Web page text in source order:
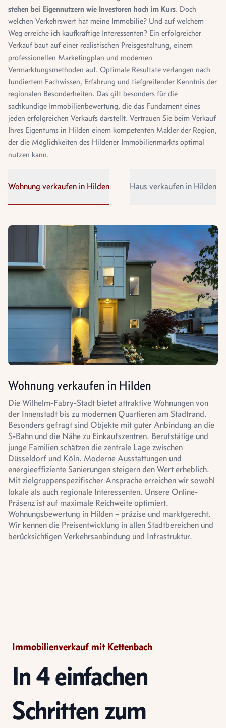
stehen bei Eigennutzern wie Investoren hoch im Kurs. Doch
welchen Verkehrswert hat meine Immobilie? Und auf welchem
Weg erreiche ich kaufkräftige Interessenten? Ein erfolgreicher
Verkauf baut auf einer realistischen Preisgestaltung, einem
professionellen Marketingplan und modernen
Vermarktungsmethoden auf. Optimale Resultate verlangen nach
fundiertem Fachwissen, Erfahrung und tiefgreifender Kenntnis der
regionalen Besonderheiten. Das gilt besonders für die
sachkundige Immobilienbewertung, die das Fundament eines
jeden erfolgreichen Verkaufs darstellt. Vertrauen Sie beim Verkauf
Ihres Eigentums in Hilden einem kompetenten Makler der Region,
der die Möglichkeiten des Hildener Immobilienmarkts optimal
nutzen kann.
Wohnung verkaufen in Hilden Haus verkaufen in Hilden
Wohnung verkaufen in Hilden
Die Wilhelm-Fabry-Stadt bietet attraktive Wohnungen von
der Innenstadt bis zu modernen Quartieren am Stadtrand.
Besonders gefragt sind Objekte mit guter Anbindung an die
S-Bahn und die Nähe zu Einkaufszentren. Berufstätige und
junge Familien schätzen die zentrale Lage zwischen
Düsseldorf und Köln. Moderne Ausstattungen und
energieeffiziente Sanierungen steigern den Wert erheblich.
Mit zielgruppenspezifischer Ansprache erreichen wir sowohl
lokale als auch regionale Interessenten. Unsere Online-
Präsenz ist auf maximale Reichweite optimiert.
Wohnungsbewertung in Hilden – präzise und marktgerecht.
Wir kennen die Preisentwicklung in allen Stadtbereichen und
berücksichtigen Verkehrsanbindung und Infrastruktur.
Immobilienverkauf mit Kettenbach
In 4 einfachen
Schritten zum